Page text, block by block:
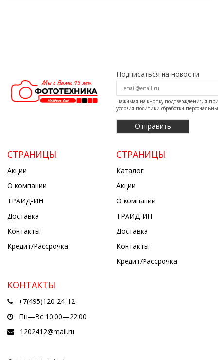
Подписаться на новости
Нажимая на кнопку подтверждения, я
условия политики обработки
СТРАНИЦЫ
Акции
О компании
ТРАИД-ИН
Доставка
Контакты
Кредит/Рассрочка
СТРАНИЦЫ
Каталог
Акции
О компании
ТРАИД-ИН
Доставка
Контакты
Кредит/Рассрочка
КОНТАКТЫ
+7(495)120-24-12
Пн—Вс 10:00—22:00
1202412@mail.ru